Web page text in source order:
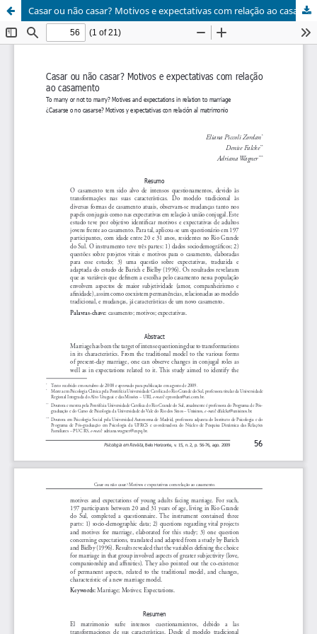
Casar ou não casar? Motivos e expectativas com relação ao casamento